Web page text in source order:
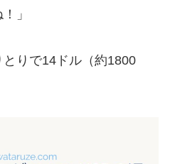
」
りで14ドル（約1800